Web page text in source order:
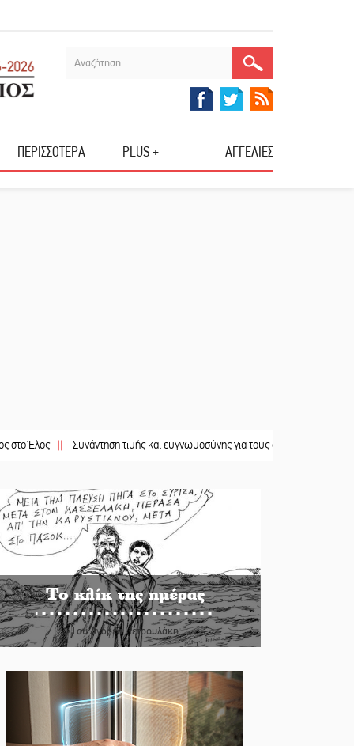
ΠΕΡΙΣΣΟΤΕΡΑ PLUS + ΑΓΓΕΛΙΕΣ
|| Συνάντηση τιμής και ευγνωμοσύνης για τους ομογενείς από την ΙΜΜΣ
Το κλίκ της ημέρας
Του Ανδρέα Πετρουλάκη